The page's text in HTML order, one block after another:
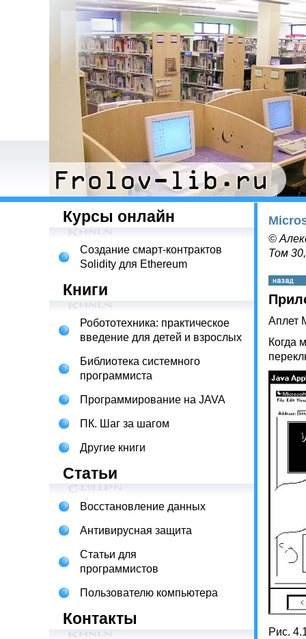
Курсы онлайн
Создание смарт-контрактов
Solidity для Ethereum
Книги
Робототехника: практическое
введение для детей и взрослых
Библиотека системного
программиста
Программирование на JAVA
ПК. Шаг за шагом
Другие книги
Статьи
Восстановление данных
Антивирусная защита
Статьи для
программистов
Пользователю компьютера
Контакты
©
Том
Аплет
Когда
Рис.